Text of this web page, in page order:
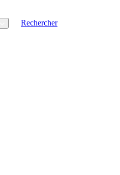
Rechercher